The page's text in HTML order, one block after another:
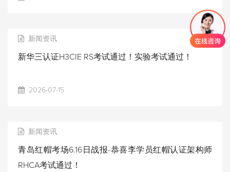
新闻资讯
新华三认证H3CIE RS考试通过！实验考试通过！
2026-07-15
新闻资讯
青岛红帽考场6.16日战报-恭喜李学员红帽认证架构师
RHCA考试通过！